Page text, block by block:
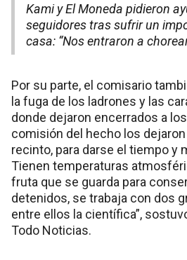
Kami y El Moneda pidieron
seguidores tras sufrir un
casa: “Nos entraron a
Por su parte, el comisario
la fuga de los ladrones y las
donde dejaron encerrados a
comisión del hecho los
recinto, para darse el tiempo y
Tienen temperaturas
fruta que se guarda para
detenidos, se trabaja con dos
entre ellos la científica”,
Todo Noticias.